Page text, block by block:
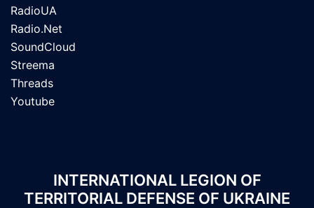
RadioUA
Radio.Net
SoundCloud
Streema
Threads
Youtube
INTERNATIONAL LEGION OF
TERRITORIAL DEFENSE OF UKRAINE